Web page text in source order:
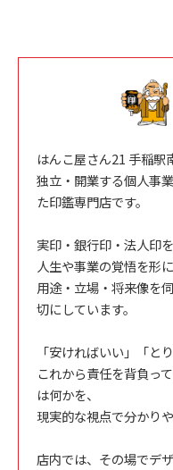
はんこ屋さん21 手稲駅
独立・開業する個人事
た印鑑専門店です。
実印・銀行印・法人印
人生や事業の覚悟を形
用途・立場・将来像を
切にしています。
「安ければいい」「と
これから責任を背負っ
は何かを、
現実的な視点で分かり
店内では、その場でデ